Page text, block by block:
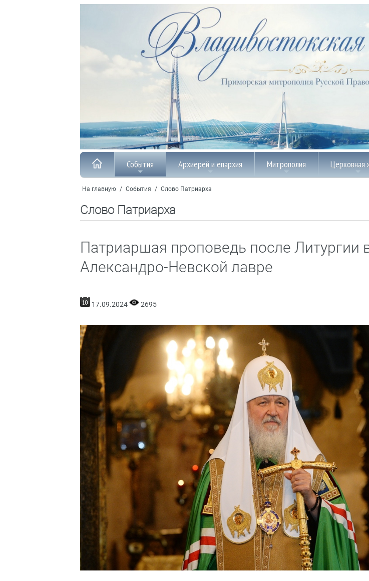
События Архиерей и епархия Митрополия Церковная
На главную / События / Слово Патриарха
Слово Патриарха
Патриаршая проповедь после Литургии
Александро-Невской лавре
17.09.2024 2695